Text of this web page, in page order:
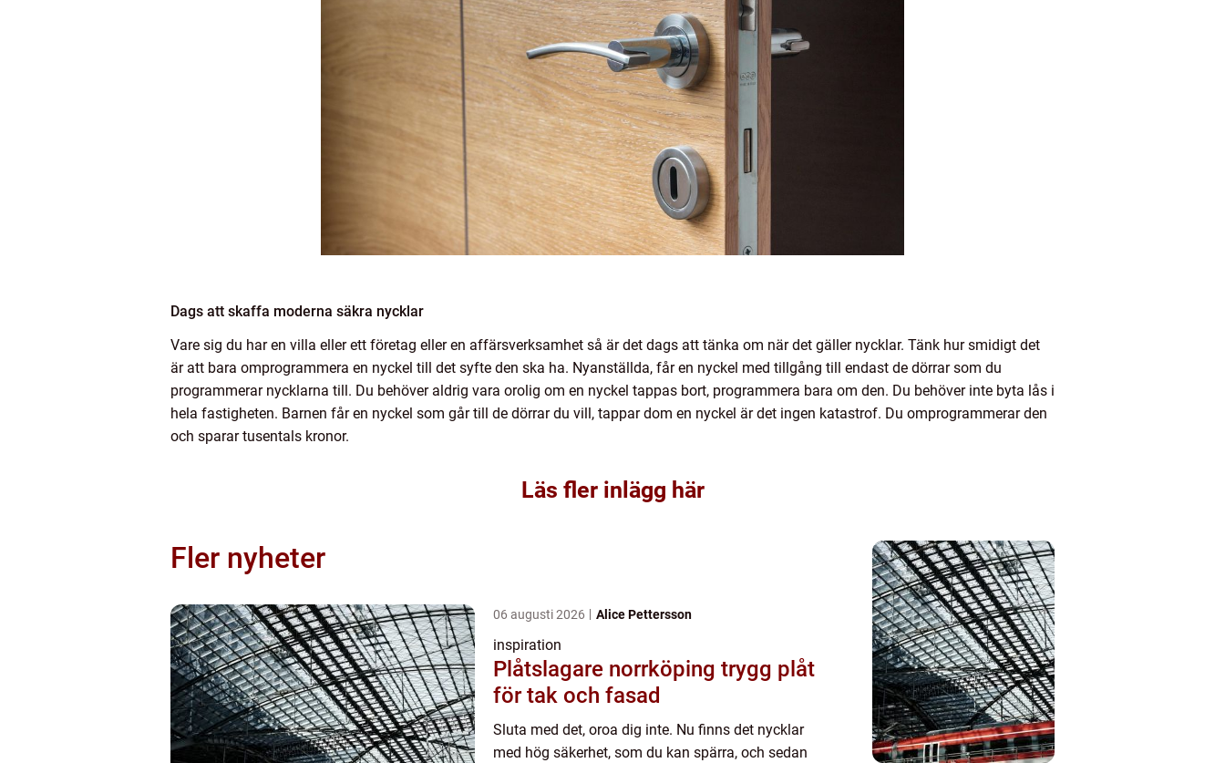
Dags att skaffa moderna säkra nycklar
Vare sig du har en villa eller ett företag eller en affärsverksamhet så är det dags att tänka om när det gäller nycklar. Tänk hur smidigt det
är att bara omprogrammera en nyckel till det syfte den ska ha. Nyanställda, får en nyckel med tillgång till endast de dörrar som du
programmerar nycklarna till. Du behöver aldrig vara orolig om en nyckel tappas bort, programmera bara om den. Du behöver inte byta lås i
hela fastigheten. Barnen får en nyckel som går till de dörrar du vill, tappar dom en nyckel är det ingen katastrof. Du omprogrammerar den
och sparar tusentals kronor.
Läs fler inlägg här
Fler nyheter
06 augusti 2026 Alice Pettersson
inspiration
Plåtslagare norrköping trygg plåt
för tak och fasad
Sluta med det, oroa dig inte. Nu finns det nycklar
med hög säkerhet, som du kan spärra, och sedan